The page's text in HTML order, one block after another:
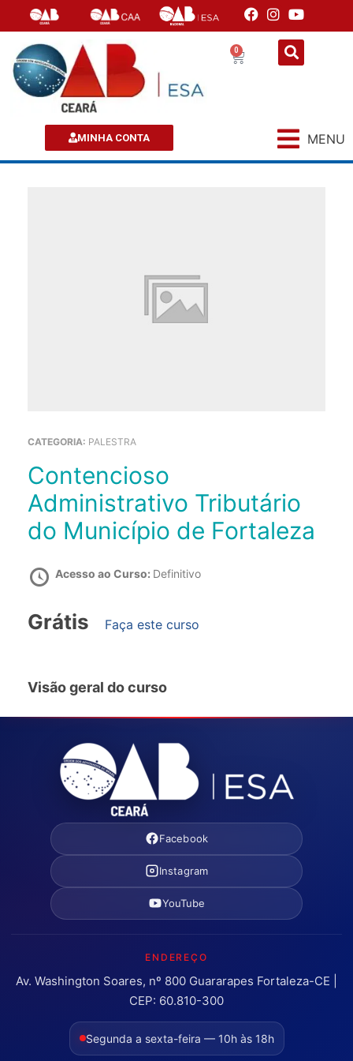
0
MINHA CONTA MENU
CATEGORIA: PALESTRA
Contencioso
Administrativo Tributário
do Município de Fortaleza
Acesso ao Curso: Definitivo
Grátis Faça este curso
Visão geral do curso
Facebook
Instagram
YouTube
ENDEREÇO
Av. Washington Soares, nº 800 Guararapes Fortaleza-CE |
CEP: 60.810-300
Segunda a sexta-feira — 10h às 18h